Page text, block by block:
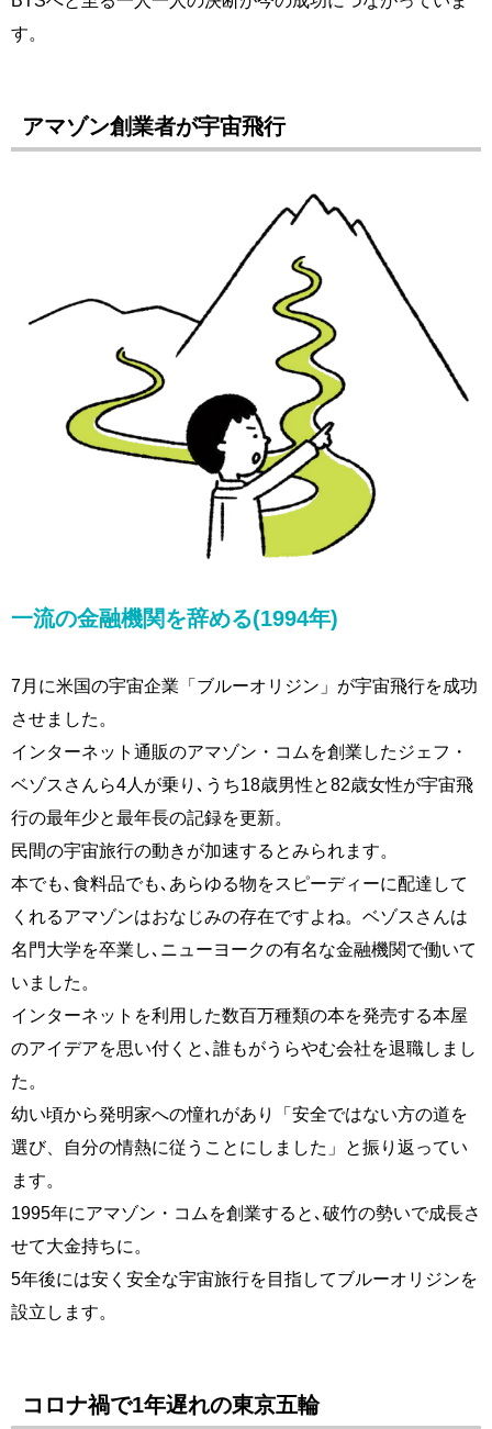
す。
アマゾン創業者が宇宙飛行
一流の金融機関を辞める(1994年)
7月に米国の宇宙企業「ブルーオリジン」が宇宙飛行を成功
させました。
インターネット通販のアマゾン・コムを創業したジェフ・
ベゾスさんら4人が乗り､うち18歳男性と82歳女性が宇宙飛
行の最年少と最年長の記録を更新。
民間の宇宙旅行の動きが加速するとみられます。
本でも､食料品でも､あらゆる物をスピーディーに配達して
くれるアマゾンはおなじみの存在ですよね。ベゾスさんは
名門大学を卒業し､ニューヨークの有名な金融機関で働いて
いました。
インターネットを利用した数百万種類の本を発売する本屋
のアイデアを思い付くと､誰もがうらやむ会社を退職しまし
た。
幼い頃から発明家への憧れがあり「安全ではない方の道を
選び、自分の情熱に従うことにしました」と振り返ってい
ます。
1995年にアマゾン・コムを創業すると､破竹の勢いで成長さ
せて大金持ちに。
5年後には安く安全な宇宙旅行を目指してブルーオリジンを
設立します。
コロナ禍で1年遅れの東京五輪